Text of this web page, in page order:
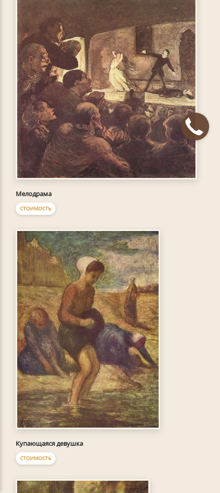
Мелодрама
СТОИМОСТЬ
Купающаяся девушка
СТОИМОСТЬ